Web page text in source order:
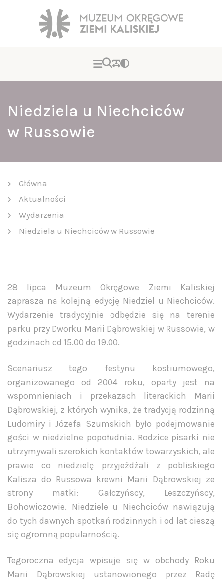
Niedziela u Niechciców
w Russowie
Główna
Aktualności
Wydarzenia
Niedziela u Niechciców w Russowie
28 lipca Muzeum Okręgowe Ziemi Kaliskiej
zaprasza na kolejną edycję Niedziel u Niechciców.
Wydarzenie tradycyjnie odbędzie się na terenie
parku przy Dworku Marii Dąbrowskiej w Russowie, w
godzinach od 15.00 do 19.00.
Scenariusz tego festynu kostiumowego,
organizowanego od 2004 roku, oparty jest na
wspomnieniach i przekazach literackich Marii
Dąbrowskiej, z których wynika, że tradycją rodzinną
Ludomiry i Józefa Szumskich było podejmowanie
gości w niedzielne popołudnia. Rodzice pisarki nie
utrzymywali szerokich kontaktów towarzyskich, ale
prawie co niedzielę przyjeżdżali z pobliskiego
Kalisza do Russowa krewni Marii Dąbrowskiej ze
strony matki: Gałczyńscy, Leszczyńscy,
Bohowiczowie. Niedziele u Niechciców nawiązują
do tych dawnych spotkań rodzinnych i od lat cieszą
się ogromną popularnością.
Tegoroczna edycja wpisuje się w obchody Roku
Marii Dąbrowskiej ustanowionego przez Radę